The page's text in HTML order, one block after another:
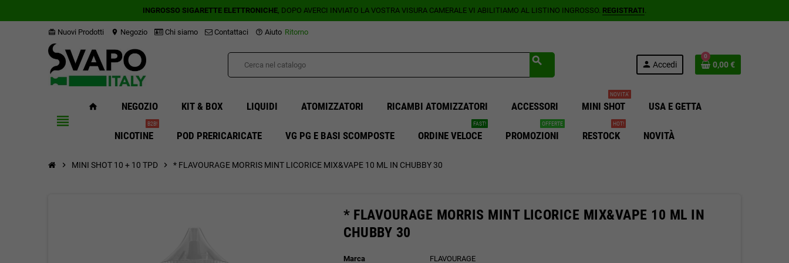
INGROSSO SIGARETTE ELETTRONICHE, DOPO AVERCI INVIATO LA VOSTRA VISURA CAMERALE VI ABILITIAMO AL LISTINO INGROSSO. REGISTRATI.
card_giftcard Nuovi Prodotti location_on Negozio Chi siamo Contattaci help_outline Aiuto Ritorno
search person Accedi
0
0,00 €
view_headline
home NEGOZIO KIT & BOX LIQUIDI ATOMIZZATORI RICAMBI ATOMIZZATORI ACCESSORI MINI SHOT
NOVITA'
USA E GETTA
NICOTINE
B2B!
POD PRERICARICATE VG PG E BASI SCOMPOSTE ORDINE VELOCE
FAST!
PROMOZIONI
OFFERTE
RESTOCK
HOT!
NOVITÀ
chevron_right MINI SHOT 10 + 10 TPD chevron_right * FLAVOURAGE MORRIS MINT LICORICE MIX&VAPE 10 ML IN CHUBBY 30
* FLAVOURAGE MORRIS MINT LICORICE MIX&VAPE 10 ML IN
CHUBBY 30
Marca
FLAVOURAGE